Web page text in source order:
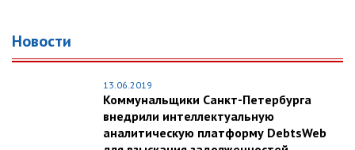
Новости
13.06.2019
Коммунальщики Санкт-Петербурга
внедрили интеллектуальную
аналитическую платформу DebtsWeb